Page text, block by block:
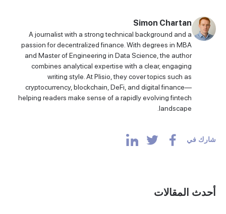
Simon Chartan
A journalist with a strong technical background and a
passion for decentralized finance. With degrees in MBA
and Master of Engineering in Data Science, the author
combines analytical expertise with a clear, engaging
writing style. At Plisio, they cover topics such as
cryptocurrency, blockchain, DeFi, and digital finance—
helping readers make sense of a rapidly evolving fintech
landscape.
شارك في
أحدث المقالات